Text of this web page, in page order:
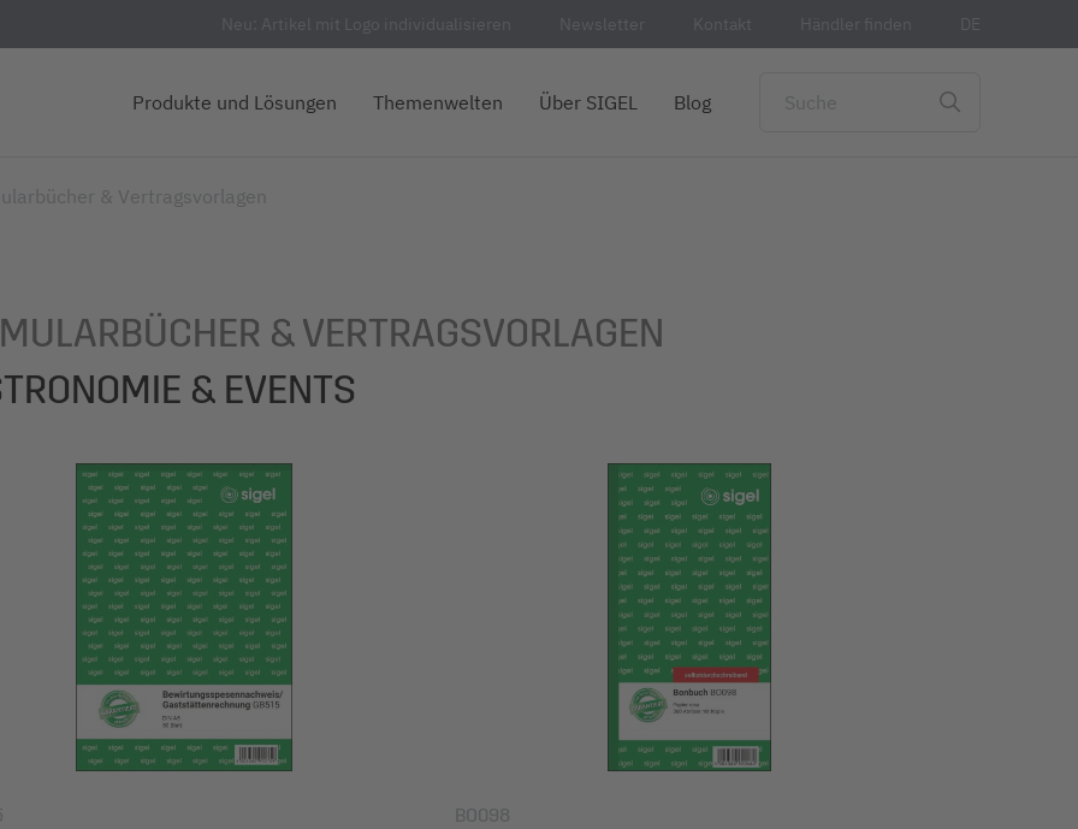
Neu: Artikel mit Logo individualisieren Newsletter Kontakt Händler finden DE
Produkte und Lösungen Themenwelten Über SIGEL Blog
& Vertragsvorlagen
& VERTRAGSVORLAGEN
& EVENTS
BO098